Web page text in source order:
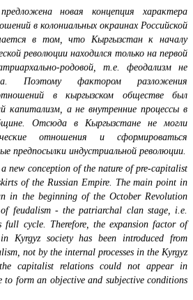
новая концепция характера
в колониальных окраинах Российской
в том, что Кыргызстан к началу
революции находился только на первой
родовой, т.е. феодализм не
Поэтому фактором разложения
в кыргызском обществе был
капитализм, а не внутренние процессы в
Отсюда в Кыргызстане не могли
отношения и сформироваться
предпосылки индустриальной революции.
a new conception of the nature of pre-capitalist
of the Russian Empire. The main point in
in the beginning of the October Revolution
feudalism - the patriarchal clan stage, i.e.
full cycle. Therefore, the expansion factor of
Kyrgyz society has been introduced from
not by the internal processes in the Kyrgyz
capitalist relations could not appear in
to form an objective and subjective conditions